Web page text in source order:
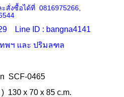
สั่งซื้อได้ที่ 0816975266,
Line ID : bangna4141
พฯ และ ปริมลฑล
SCF-0465
130 x 70 x 85 c.m.